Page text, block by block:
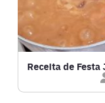
LOW CARB
MASSAS E
Receita de